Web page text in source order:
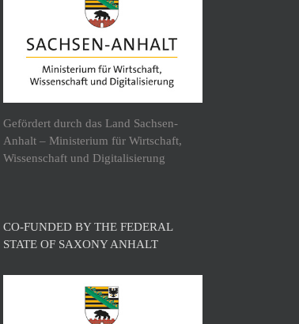
Gefördert durch das Land Sachsen-
Anhalt – Ministerium für Wirtschaft,
Wissenschaft und Digitalisierung
CO-FUNDED BY THE FEDERAL
STATE OF SAXONY ANHALT